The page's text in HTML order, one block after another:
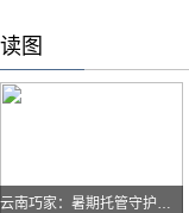
读图
云南巧家：暑期托管守护孩子快乐假期